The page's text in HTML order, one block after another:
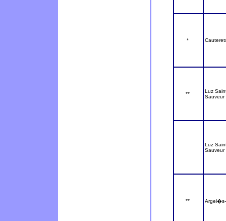
*
**
Luz
Sauveur
Luz
Sauveur
**